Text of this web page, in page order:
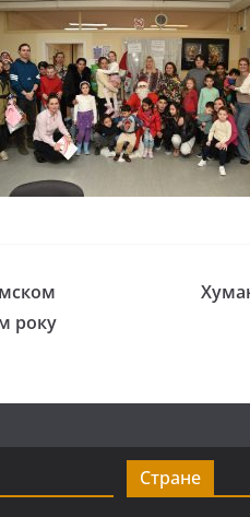
року
Стране